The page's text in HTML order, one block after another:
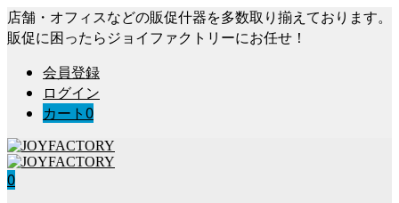
店舗・オフィスなどの販促什器を多数取り揃えております。
販促に困ったらジョイファクトリーにお任せ！
会員登録
ログイン
カート0
0